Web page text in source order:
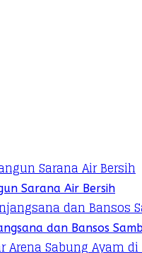
Sarana Air Bersih
dan Bansos